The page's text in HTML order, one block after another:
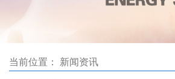
当前位置： 新闻资讯